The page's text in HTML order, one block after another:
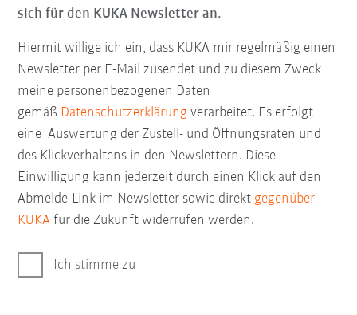
sich für den KUKA Newsletter an.
Hiermit willige ich ein, dass KUKA mir regelmäßig einen
Newsletter per E-Mail zusendet und zu diesem Zweck
meine personenbezogenen Daten
gemäß Datenschutzerklärung verarbeitet. Es erfolgt
eine Auswertung der Zustell- und Öffnungsraten und
des Klickverhaltens in den Newslettern. Diese
Einwilligung kann jederzeit durch einen Klick auf den
Abmelde-Link im Newsletter sowie direktgegenüber
KUKA für die Zukunft widerrufen werden.
Ich stimme zu